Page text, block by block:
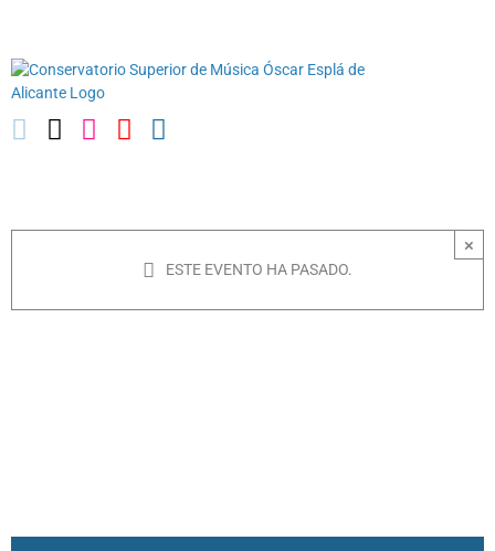
contenido
×
ESTE EVENTO HA PASADO.